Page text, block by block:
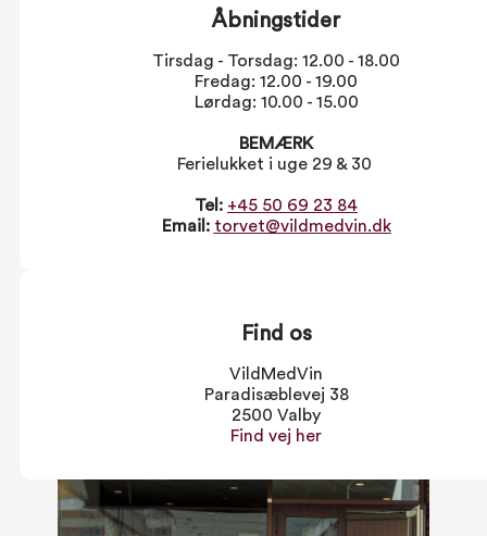
Åbningstider
Tirsdag - Torsdag: 12.00 - 18.00
Fredag: 12.00 - 19.00
Lørdag: 10.00 - 15.00
BEMÆRK
Ferielukket i uge 29 & 30
Tel: +45 50 69 23 84
Email: torvet@vildmedvin.dk
Find os
VildMedVin
Paradisæblevej 38
2500 Valby
Find vej her